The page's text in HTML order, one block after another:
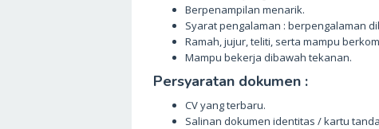
Berpenampilan menarik.
Syarat pengalaman : berpengalaman
Ramah, jujur, teliti, serta mampu
Mampu bekerja dibawah tekanan.
Persyaratan dokumen :
CV yang terbaru.
Salinan dokumen identitas / kartu